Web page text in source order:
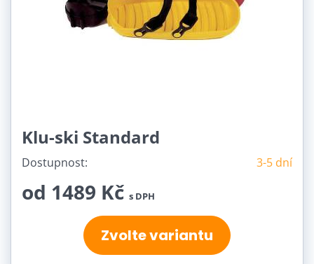
Klu-ski Standard
Dostupnost: 3-5 dní
od 1489 Kč s DPH
Zvolte variantu